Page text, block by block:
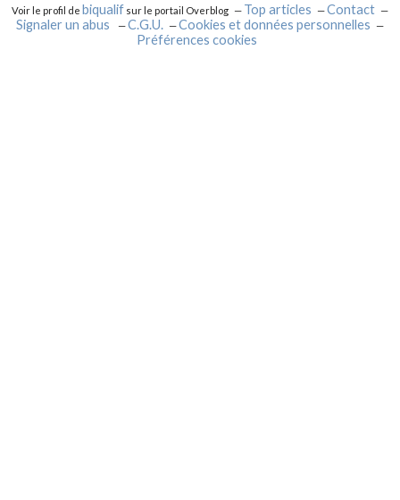
Voir le profil de biqualif sur le portail Overblog Top articles
Contact
Signaler un abus
C.G.U.
Cookies et données personnelles
Préférences cookies